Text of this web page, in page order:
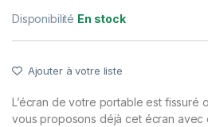
Disponibilité En stock
Ajouter à votre liste
L’écran de votre portable est fissuré
vous proposons déjà cet écran avec